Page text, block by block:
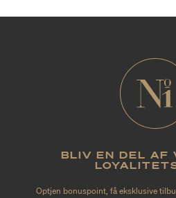
BLIV EN DEL AF
Optjen bonuspoint, få eksklusive